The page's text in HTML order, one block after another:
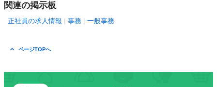
関連の掲示板
正社員の求人情報 事務 一般事務
ページTOPへ